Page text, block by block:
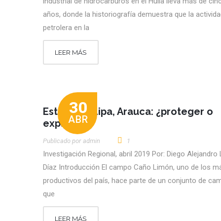
años, donde la historiografía demuestra que la
petrolera en la
LEER MÁS
30
ABR
Estero de Lipa, Arauca: ¿proteger o
explotar?
Publicado por Admin 1
Investigación Regional, abril 2019 Por: Diego Alejandro
Díaz Introducción El campo Caño Limón, uno de los
productivos del país, hace parte de un conjunto de
que
LEER MÁS